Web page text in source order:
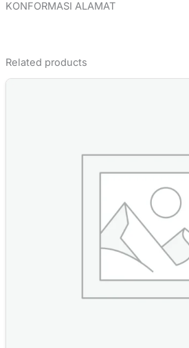
KONFORMASI ALAMAT
Related products